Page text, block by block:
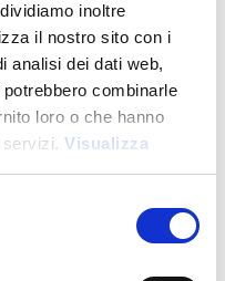
inoltre
il nostro sito con i
analisi dei dati web,
combinarle
loro o che hanno
Visualizza